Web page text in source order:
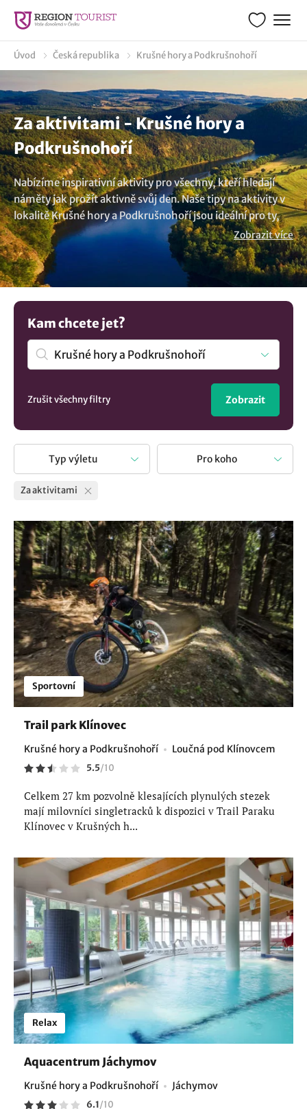
Úvod Česká republika Krušné hory a Podkrušnohoří
Za aktivitami - Krušné hory a
Podkrušnohoří
Nabízíme inspirativní aktivity pro všechny, kteří hledají
náměty jak prožít aktivně svůj den. Naše tipy na aktivity v
lokalitě Krušné hory a Podkrušnohoří jsou ideální pro ty,
kdo chtějí prozkoumat nové možnosti jak strávit den
aktivně. Objevujte s námi nové obzory plné zajímavých
inspirací pro aktivní turisty a sportovce.
Zobrazit více
Kam chcete jet?
Zrušit všechny filtry Zobrazit
Typ výletu Pro koho
Za aktivitami
Sportovní
Trail park Klínovec
Krušné hory a Podkrušnohoří Loučná pod Klínovcem
5.5/10
Celkem 27 km pozvolně klesajících plynulých stezek
mají milovníci singletracků k dispozici v Trail Paraku
Klínovec v Krušných h...
Relax
Aquacentrum Jáchymov
Krušné hory a Podkrušnohoří Jáchymov
6.1/10